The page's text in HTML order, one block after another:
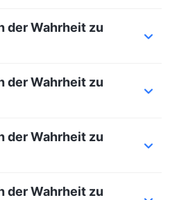
der Wahrheit zu
der Wahrheit zu
der Wahrheit zu
der Wahrheit zu